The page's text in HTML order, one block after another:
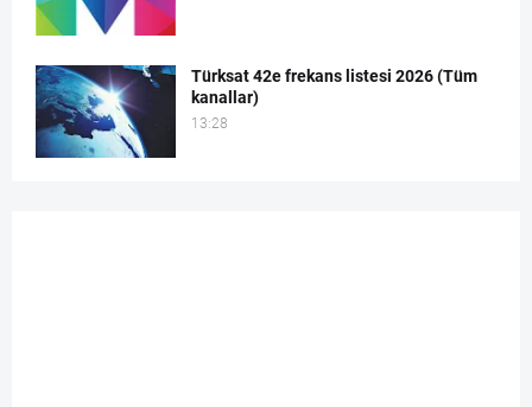
Türksat 42e frekans listesi 2026 (Tüm
kanallar)
13:28